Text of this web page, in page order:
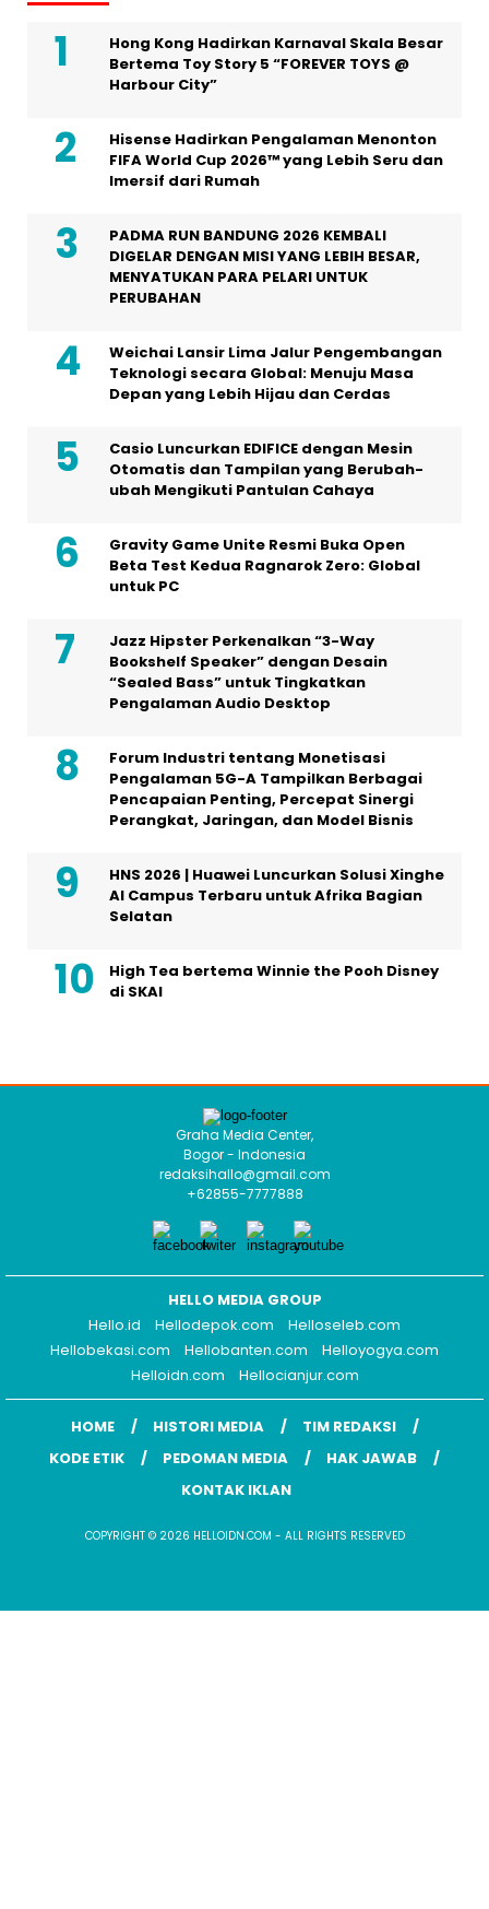
Hong Kong Hadirkan Karnaval Skala Besar
Bertema Toy Story 5 “FOREVER TOYS @
Harbour City”
Hisense Hadirkan Pengalaman Menonton
FIFA World Cup 2026™ yang Lebih Seru dan
Imersif dari Rumah
PADMA RUN BANDUNG 2026 KEMBALI
DIGELAR DENGAN MISI YANG LEBIH BESAR,
MENYATUKAN PARA PELARI UNTUK
PERUBAHAN
Weichai Lansir Lima Jalur Pengembangan
Teknologi secara Global: Menuju Masa
Depan yang Lebih Hijau dan Cerdas
Casio Luncurkan EDIFICE dengan Mesin
Otomatis dan Tampilan yang Berubah-
ubah Mengikuti Pantulan Cahaya
Gravity Game Unite Resmi Buka Open
Beta Test Kedua Ragnarok Zero: Global
untuk PC
Jazz Hipster Perkenalkan “3-Way
Bookshelf Speaker” dengan Desain
“Sealed Bass” untuk Tingkatkan
Pengalaman Audio Desktop
Forum Industri tentang Monetisasi
Pengalaman 5G-A Tampilkan Berbagai
Pencapaian Penting, Percepat Sinergi
Perangkat, Jaringan, dan Model Bisnis
HNS 2026 | Huawei Luncurkan Solusi Xinghe
AI Campus Terbaru untuk Afrika Bagian
Selatan
High Tea bertema Winnie the Pooh Disney
di SKAI
Graha Media Center,
Bogor - Indonesia
redaksihallo@gmail.com
+62855-7777888
HELLO MEDIA GROUP
Hello.id
Hellodepok.com
Helloseleb.com
Hellobekasi.com
Hellobanten.com
Helloyogya.com
Helloidn.com
Hellocianjur.com
HOME HISTORI MEDIA
TIM REDAKSI
KODE ETIK
PEDOMAN MEDIA
HAK JAWAB
KONTAK IKLAN
COPYRIGHT © 2026 HELLOIDN.COM - ALL RIGHTS RESERVED